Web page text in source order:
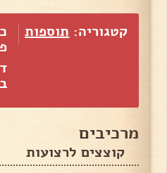
קטגוריה: תוספות
מרכיבים
קוצצים לרצועות